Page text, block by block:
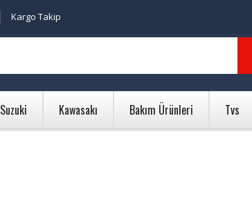
Kargo Takip
Suzuki Kawasakı Bakım Ürünleri Tvs